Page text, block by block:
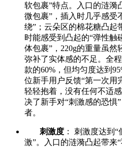
软包裹”特点。入口的涟漪
微包裹”，插入时几乎感受
绕”；云朵区的棉花糖凸起
时能感受到凸起的“弹性触
体包裹”，220g的重量虽然
弥补了实体感的不足。全
款的60%，但均匀度达到
位新手用户反馈“第一次用
轻轻抱着，没有任何不适
决了新手对“刺激感的恐惧
者。
刺激度 ： 刺激度达到
激”。入口的涟漪凸起带来